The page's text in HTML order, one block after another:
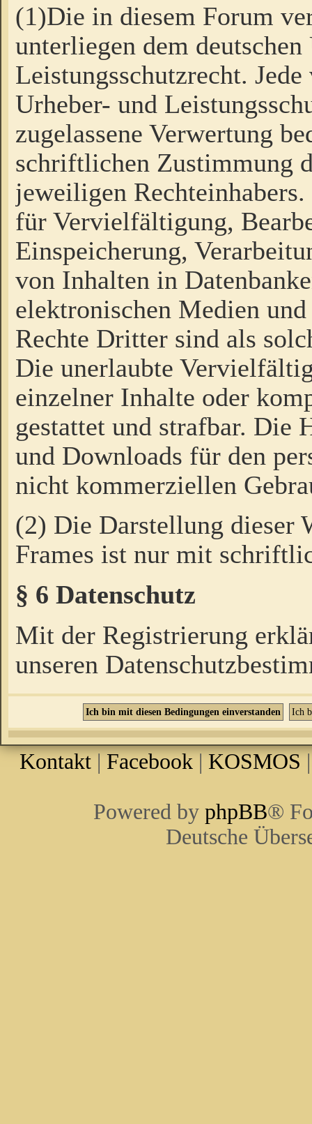
(1)Die in diesem Forum
unterliegen dem
Leistungsschutzrecht.
Urheber- und
zugelassene Verwertung
schriftlichen Zustimmung
jeweiligen
für Vervielfältigung,
Einspeicherung,
von Inhalten in
elektronischen Medien
Rechte Dritter sind als
Die unerlaubte
einzelner Inhalte oder
gestattet und strafbar. Die
und Downloads für den
nicht kommerziellen
(2) Die Darstellung dieser
Frames ist nur mit
§ 6 Datenschutz
Mit der Registrierung
unseren
Kontakt | Facebook | KOSMOS
Powered by phpBB®
Deutsche